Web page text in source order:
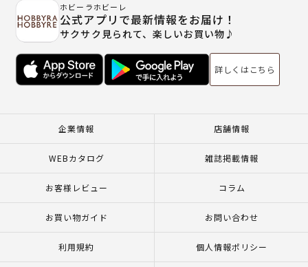
ホビーラホビーレ
公式アプリで最新情報をお届け！
サクサク見られて、楽しいお買い物♪
詳しくはこちら
企業情報 店舗情報
WEBカタログ 雑誌掲載情報
お客様レビュー コラム
お買い物ガイド お問い合わせ
利用規約 個人情報ポリシー